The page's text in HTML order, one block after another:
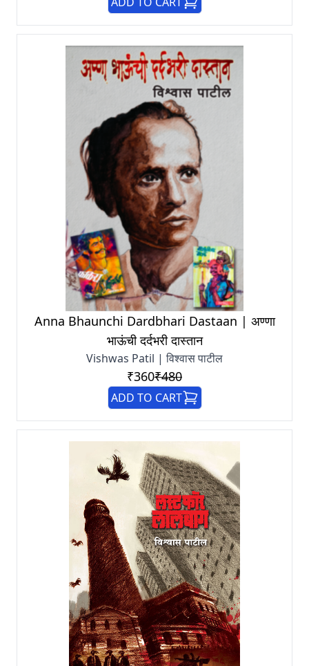
Anna Bhaunchi Dardbhari Dastaan | अण्णा
भाऊंची दर्दभरी दास्तान
Vishwas Patil | विश्वास पाटील
₹360₹480
ADD TO CART